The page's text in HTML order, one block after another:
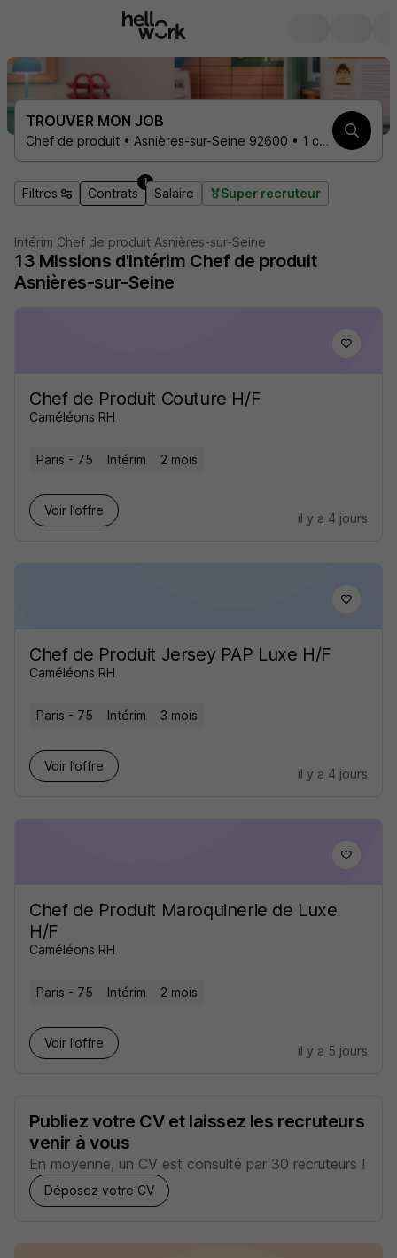
TROUVER MON JOB
Chef de produit • Asnières-sur-Seine 92600 • 1 contrat
Filtres Contrats
1
Salaire Super recruteur
Intérim Chef de produit Asnières-sur-Seine
13 Missions d'Intérim Chef de produit
Asnières-sur-Seine
Chef de Produit Couture H/F
Caméléons RH
Paris - 75 Intérim 2 mois
Voir l’offre
il y a 4 jours
Chef de Produit Jersey PAP Luxe H/F
Caméléons RH
Paris - 75 Intérim 3 mois
Voir l’offre
il y a 4 jours
Chef de Produit Maroquinerie de Luxe
H/F
Caméléons RH
Paris - 75 Intérim 2 mois
Voir l’offre
il y a 5 jours
Publiez votre CV et laissez les recruteurs
venir à vous
En moyenne, un CV est consulté par 30 recruteurs !
Déposez votre CV